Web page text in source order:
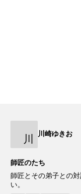
川 川崎ゆきお
師匠のたち
師匠とその弟子との
い。